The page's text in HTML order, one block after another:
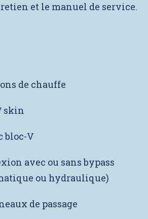
et le manuel de service.
de chauffe
skin
bloc-V
avec ou sans bypass
ou hydraulique)
de passage